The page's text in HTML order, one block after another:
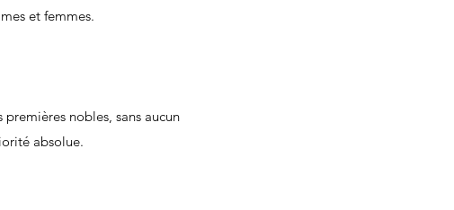
et femmes.
nobles, sans aucun
absolue.